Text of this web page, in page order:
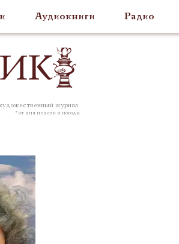
Аудиокниги Радио
журнал
* от дня недели и погоды